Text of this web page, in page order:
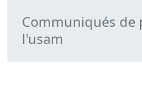
Communiqués de
l'usam